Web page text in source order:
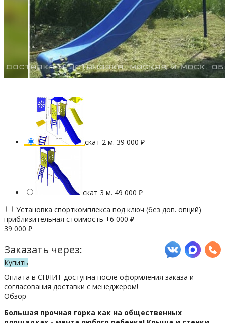
скат 2 м. 39 000 ₽
скат 3 м. 49 000 ₽
Установка спорткомплекса под ключ (без доп. опций)
приблизительная стоимость +6 000 ₽
39 000 ₽
Заказать через:
Купить
Оплата в СПЛИТ доступна после оформления заказа и
согласования доставки с менеджером!
Обзор
Большая прочная горка как на общественных